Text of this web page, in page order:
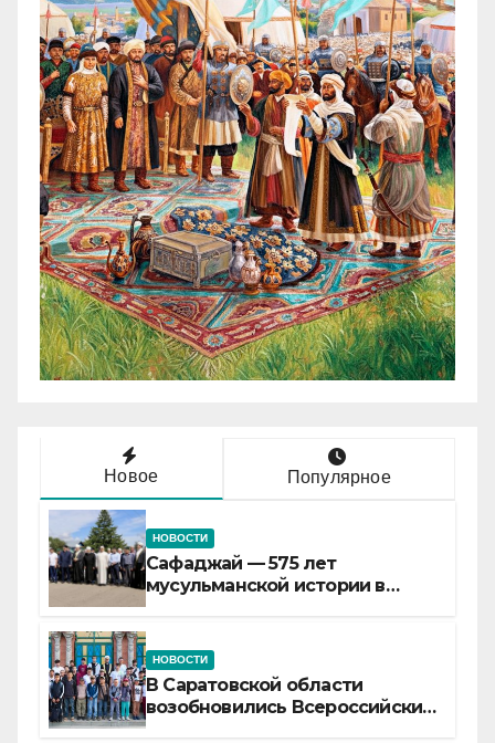
Новое Популярное
НОВОСТИ
Сафаджай — 575 лет
мусульманской истории в
НОВОСТИ
В Саратовской области
возобновились Всероссийские